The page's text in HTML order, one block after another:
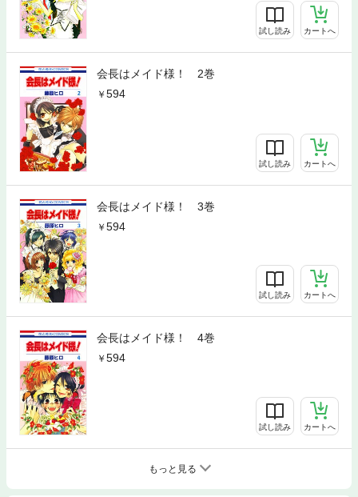
試し読み カートへ
会長はメイド様！ 2巻
594
試し読み カートへ
会長はメイド様！ 3巻
594
試し読み カートへ
会長はメイド様！ 4巻
594
試し読み カートへ
もっと見る